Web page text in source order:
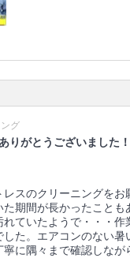
グ
りがとうございました！
レスのクリーニングをお
た期間が長かったことも
れていたようで・・・作
た。エアコンのない暑
寧に隅々まで確認しなが